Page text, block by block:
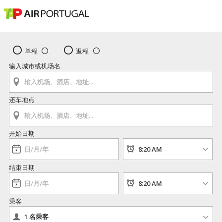
单程
返程
输入城市或机场名
还车地点
开始日期
结束日期
乘客